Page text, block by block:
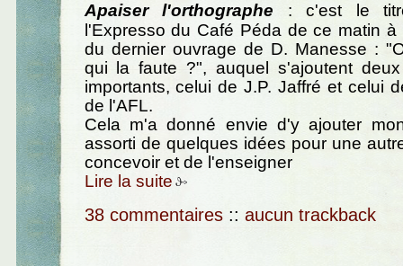
Apaiser l'orthographe : c'est le
l'Expresso du Café Péda de ce matin à
du dernier ouvrage de D. Manesse :
qui la faute ?", auquel s'ajoutent deux
importants, celui de J.P. Jaffré et celui
de l'AFL.
Cela m'a donné envie d'y ajouter
assorti de quelques idées pour une
concevoir et de l'enseigner
Lire la suite
38 commentaires :: aucun trackback